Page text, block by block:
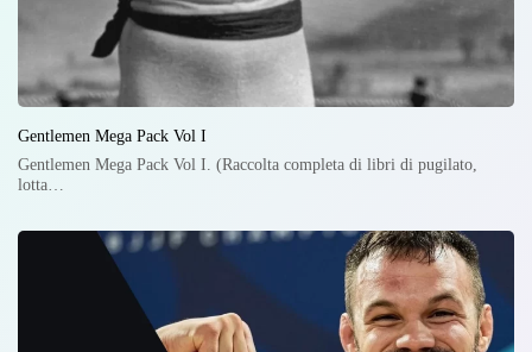
Gentlemen Mega Pack Vol I
Gentlemen Mega Pack Vol I. (Raccolta completa di libri di pugilato,
lotta…